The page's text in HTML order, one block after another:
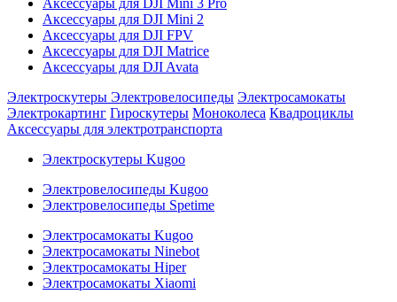
Аксессуары для DJI Mini 3 Pro
Аксессуары для DJI Mini 2
Аксессуары для DJI FPV
Аксессуары для DJI Matrice
Аксессуары для DJI Avata
Электроскутеры Электровелосипеды Электросамокаты
Электрокартинг Гироскутеры Моноколеса Квадроциклы
Аксессуары для электротранспорта
Электроскутеры Kugoo
Электровелосипеды Kugoo
Электровелосипеды Spetime
Электросамокаты Kugoo
Электросамокаты Ninebot
Электросамокаты Hiper
Электросамокаты Xiaomi